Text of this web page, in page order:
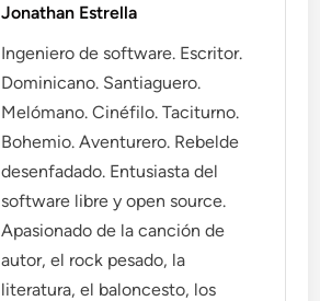
Jonathan Estrella
Ingeniero de software. Escritor.
Dominicano. Santiaguero.
Melómano. Cinéfilo. Taciturno.
Bohemio. Aventurero. Rebelde
desenfadado. Entusiasta del
software libre y open source.
Apasionado de la canción de
autor, el rock pesado, la
literatura, el baloncesto, los